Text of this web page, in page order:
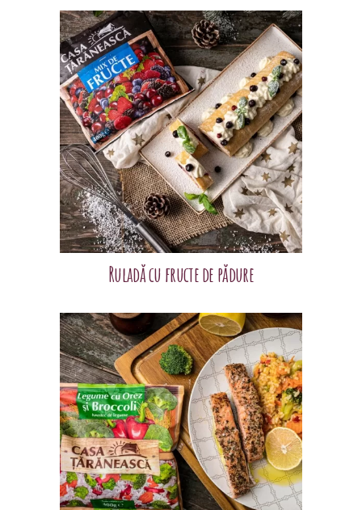
Ruladă cu fructe de pădure